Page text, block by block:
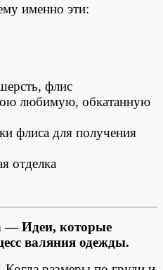
именно эти:
флис
любимую, обкатанную
флиса для получения
отделка
— Идеи, которые
валяния одежды.